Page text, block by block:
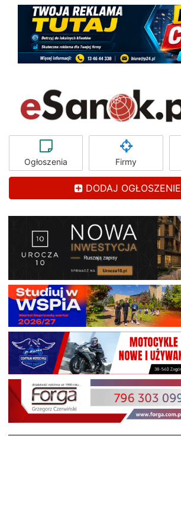
Ogłoszenia Firmy
DODAJ OGŁOSZENIE